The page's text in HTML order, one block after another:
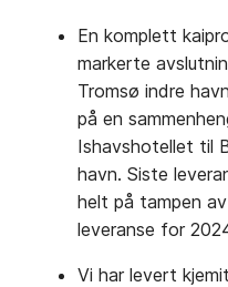
En komplett
markerte
Tromsø indre
på en
Ishavshotellet til
havn. Siste
helt på tampen
leveranse for
Vi har levert